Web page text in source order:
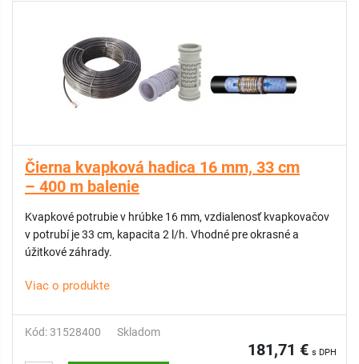
Čierna kvapková hadica 16 mm, 33 cm
– 400 m balenie
Kvapkové potrubie v hrúbke 16 mm, vzdialenosť kvapkovačov
v potrubí je 33 cm, kapacita 2 l/h. Vhodné pre okrasné a
úžitkové záhrady.
Viac o produkte
Kód: 31528400 Skladom
181,71 € s DPH